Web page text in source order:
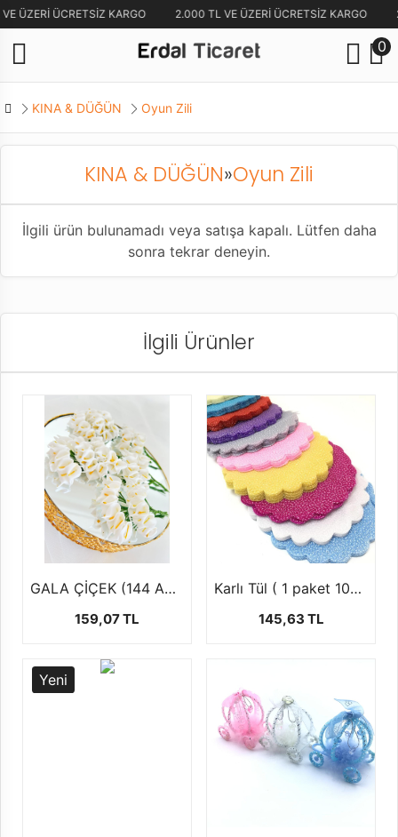
ÜZERİ ÜCRETSİZ KARGO 2.000 TL VE ÜZERİ ÜCRETSİZ KARGO
0
KINA & DÜĞÜN Oyun Zili
KINA & DÜĞÜN»Oyun Zili
İlgili ürün bulunamadı veya satışa kapalı. Lütfen daha
sonra tekrar deneyin.
İlgili Ürünler
GALA ÇİÇEK (144 AD )
159,07 TL
Karlı Tül ( 1 paket 100 ad)
145,63 TL
Yeni